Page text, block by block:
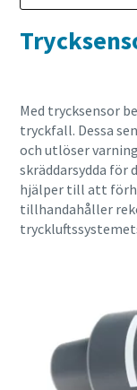
Med trycksensor
tryckfall. Dessa
och utlöser
skräddarsydda för
hjälper till att
tillhandahåller